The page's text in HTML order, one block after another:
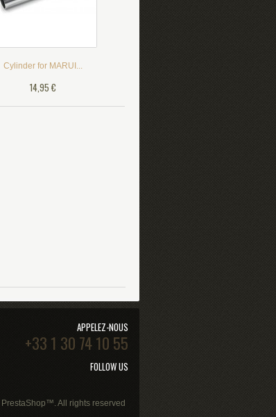
Cylinder for MARUI...
14,95 €
PrestaShop™. All rights reserved
APPELEZ-NOUS
+33 1 30 74 10 55
FOLLOW US